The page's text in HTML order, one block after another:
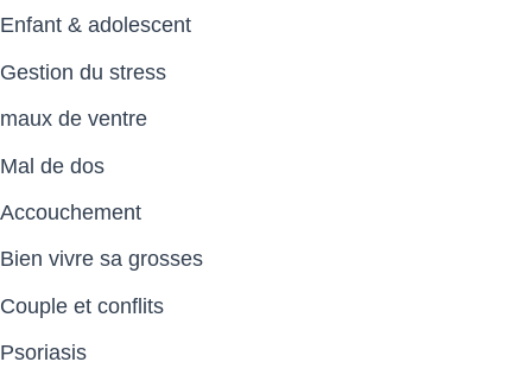
Enfant & adolescent
Gestion du stress
maux de ventre
Mal de dos
Accouchement
Bien vivre sa grosses
Couple et conflits
Psoriasis